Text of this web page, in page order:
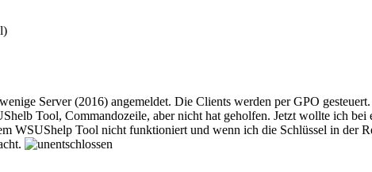
Server (2016) angemeldet. Die Clients werden per GPO gesteuert.
Tool, Commandozeile, aber nicht hat geholfen. Jetzt wollte ich bei
WSUShelp Tool nicht funktioniert und wenn ich die Schlüssel in der